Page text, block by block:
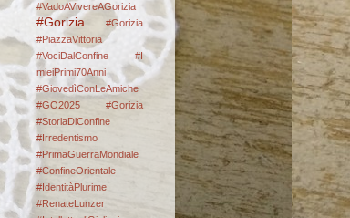
#VadoAVivereAGorizia
#Gorizia
#Gorizia
#PiazzaVittoria
#VociDalConfine #I
mieiPrimi70Anni
#GiovedìConLeAmiche
#GO2025
#Gorizia
#StoriaDiConfine
#Irredentismo
#PrimaGuerraMondiale
#ConfineOrientale
#IdentitàPlurime
#RenateLunzer